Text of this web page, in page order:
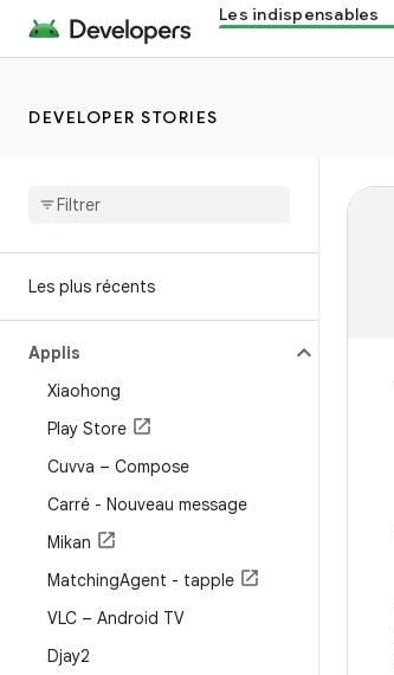
Les indispensables
DEVELOPER STORIES
Les plus récents
Applis
Xiaohong
Play Store
Cuvva – Compose
Carré - Nouveau message
Mikan
MatchingAgent - tapple
VLC – Android TV
Djay2